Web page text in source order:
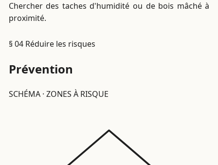
Chercher des taches d'humidité ou de bois mâché à
proximité.
§ 04 Réduire les risques
Prévention
SCHÉMA · ZONES À RISQUE